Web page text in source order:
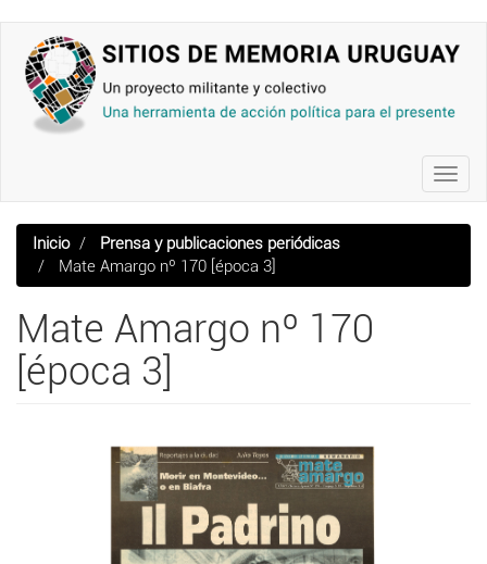
contenido
principal
Inicio
Prensa y publicaciones periódicas
Mate Amargo nº 170 [época 3]
Mate Amargo nº 170
[época 3]